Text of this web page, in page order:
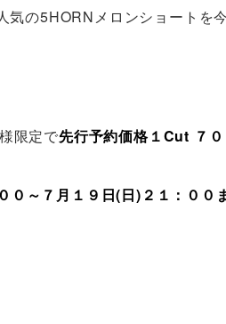
の5HORNメロンショートを
限定で先行予約価格１Cut ７０
～７月１９日(日)２１：００